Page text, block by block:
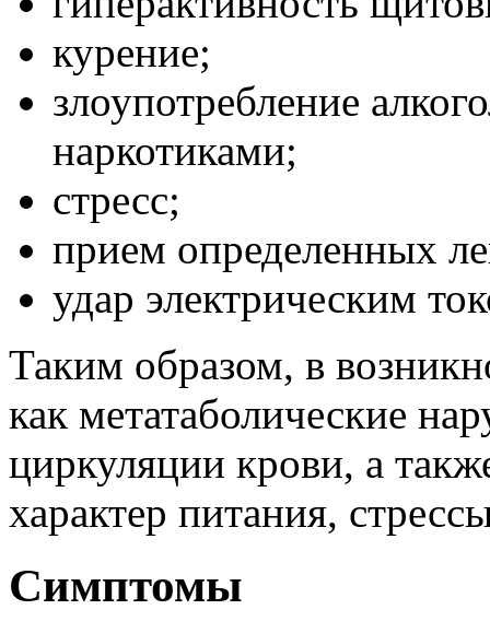
курение;
злоупотребление
наркотиками;
стресс;
прием определенных
удар электрическим
Таким образом, в
как метатаболические
циркуляции крови, а
характер питания,
Симптомы